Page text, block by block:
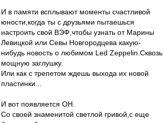
И в памяти всплывают моменты счастливой
юности,когда ты c друзьями пытаешься
настроить свой ВЭФ,чтобы узнать от Марины
Левицкой или Севы Новгородцева какую-
нибудь новость о любимом Led Zeppelin.Сквозь
мощную заглушку.
Или как с трепетом ждешь выхода их новой
пластинки...
И вот появляется ОН.
Со своей знаменитой светлой гривой,с еще